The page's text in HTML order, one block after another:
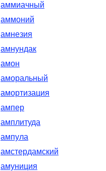
аммиачный
аммоний
амнезия
амнундак
амон
аморальный
амортизация
ампер
амплитуда
ампула
амстердамский
амуниция